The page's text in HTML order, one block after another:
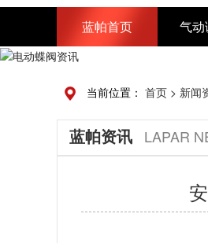
蓝帕首页 气
当前位置： 首页 > 新闻
蓝帕资讯 LAPAR